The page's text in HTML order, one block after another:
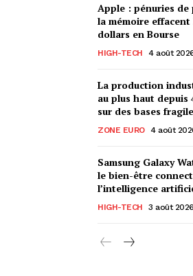
Apple : pénuries de
la mémoire
dollars en Bourse
HIGH-TECH 4 août
La production
au plus haut depuis
sur des bases
ZONE EURO 4 août
Samsung Galaxy
le bien-être
l’intelligence
HIGH-TECH 3 août 2026